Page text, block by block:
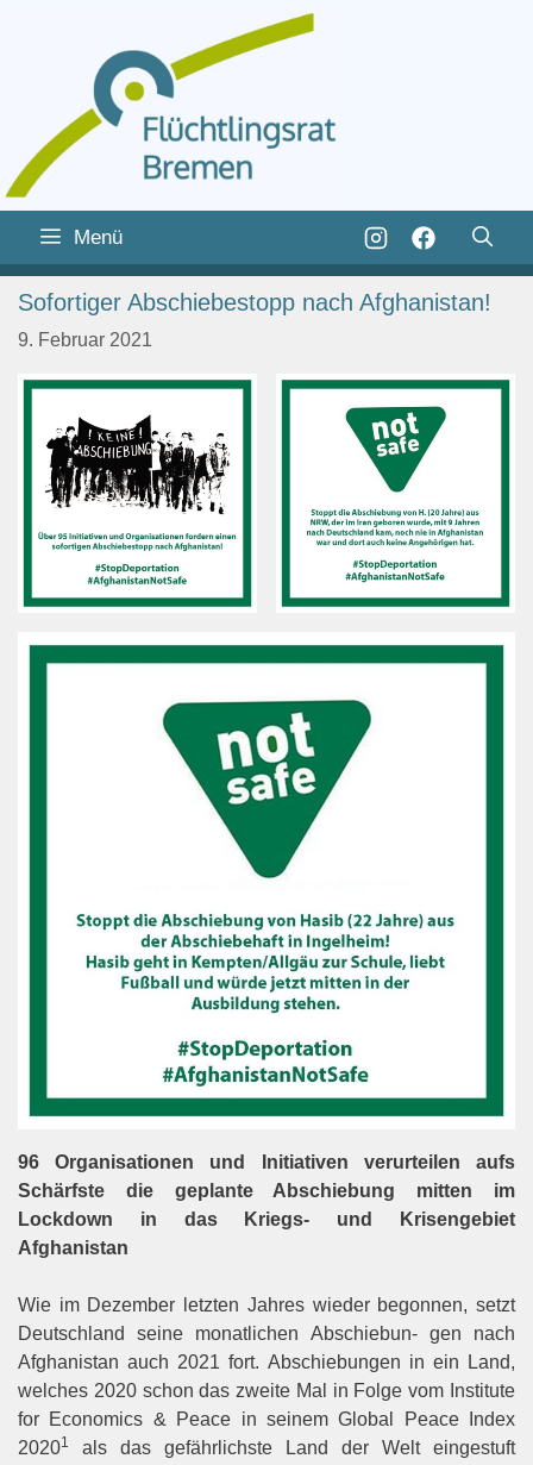
Zum
Inhalt
springen
springen
Menü
Sofortiger Abschiebestopp nach Afghanistan!
9. Februar 2021
96 Organisationen und Initiativen verurteilen aufs
Schärfste die geplante Abschiebung mitten im
Lockdown in das Kriegs- und Krisengebiet
Afghanistan
Wie im Dezember letzten Jahres wieder begonnen, setzt
Deutschland seine monatlichen Abschiebun- gen nach
Afghanistan auch 2021 fort. Abschiebungen in ein Land,
welches 2020 schon das zweite Mal in Folge vom Institute
for Economics & Peace in seinem Global Peace Index
20201
als das gefährlichste Land der Welt eingestuft